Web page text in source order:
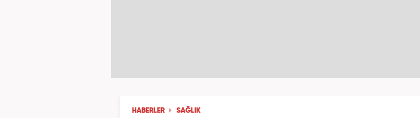
HABERLER SAĞLIK